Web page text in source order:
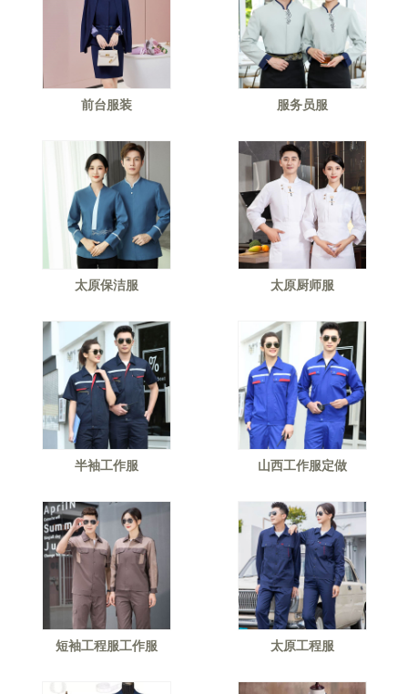
前台服装 服务员服
太原保洁服 太原厨师服
半袖工作服 山西工作服定做
短袖工程服工作服 太原工程服